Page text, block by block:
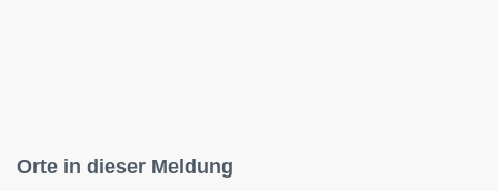
Orte in dieser Meldung